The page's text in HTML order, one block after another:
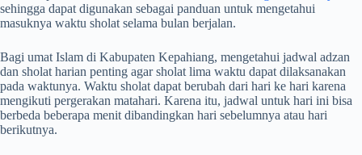
sehingga dapat digunakan sebagai panduan untuk mengetahui
masuknya waktu sholat selama bulan berjalan.
Bagi umat Islam di Kabupaten Kepahiang, mengetahui jadwal adzan
dan sholat harian penting agar sholat lima waktu dapat dilaksanakan
pada waktunya. Waktu sholat dapat berubah dari hari ke hari karena
mengikuti pergerakan matahari. Karena itu, jadwal untuk hari ini bisa
berbeda beberapa menit dibandingkan hari sebelumnya atau hari
berikutnya.